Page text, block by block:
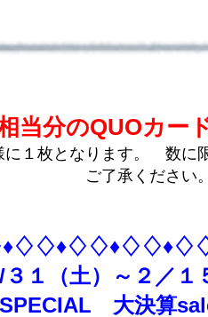
当分のQUOカ
１枚となります。 数に
ご了承ください
３１（土）～２／１
SPECIAL 大決算